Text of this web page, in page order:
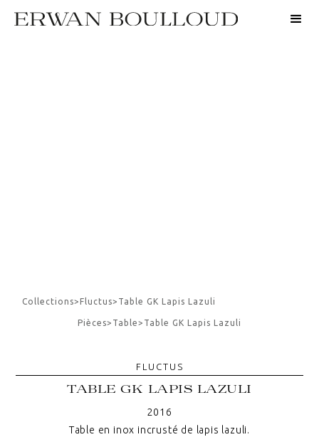
Collections>Fluctus> Table GK Lapis Lazuli
Pièces> Table> Table GK Lapis Lazuli
FLUCTUS
TABLE GK LAPIS LAZULI
2016
Table en inox incrusté de lapis lazuli.